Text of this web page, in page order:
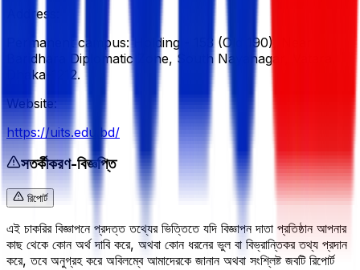
Address:
Permanent campus: Holding - 153 (Old 190), Near
Baridhara Diplomatic Zone, South Nayanagar, Vatara,
Dhaka-1212.
Website:
https://uits.edu.bd/
সতর্কীকরণ-বিজ্ঞপ্তি
রিপোর্ট
এই চাকরির বিজ্ঞাপনে প্রদত্ত তথ্যের ভিত্তিতে যদি বিজ্ঞাপন দাতা প্রতিষ্ঠান আপনার
কাছ থেকে কোন অর্থ দাবি করে, অথবা কোন ধরনের ভুল বা বিভ্রান্তিকর তথ্য প্রদান
করে, তবে অনুগ্রহ করে অবিলম্বে আমাদেরকে জানান অথবা সংশ্লিষ্ট জবটি রিপোর্ট